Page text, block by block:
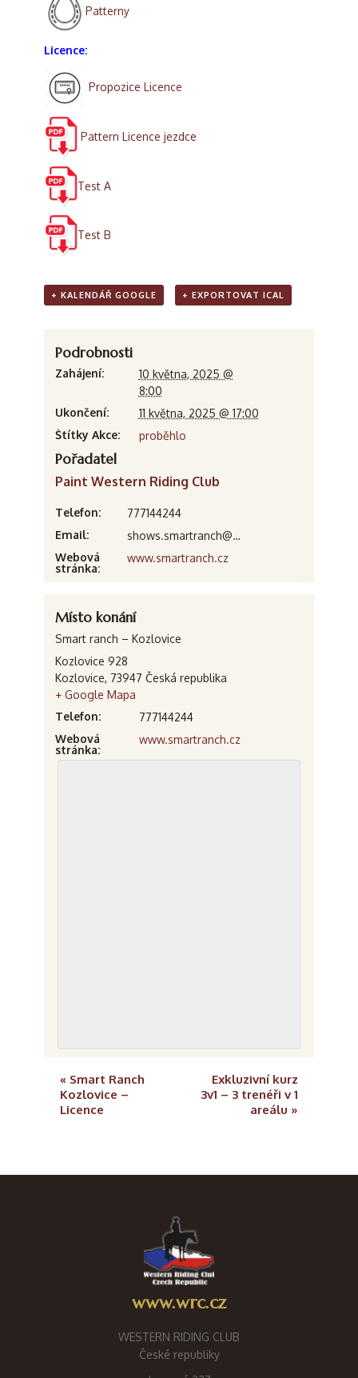
Patterny
Licence:
Propozice Licence
Pattern Licence jezdce
Test A
Test B
+ KALENDÁŘ GOOGLE + EXPORTOVAT ICAL
Podrobnosti
Zahájení:
10 května, 2025 @
8:00
Ukončení:
11 května, 2025 @ 17:00
Štítky Akce:
proběhlo
Pořadatel
Paint Western Riding Club
Telefon:
777144244
Email:
shows.smartranch@gmail.com
Webová
stránka:
www.smartranch.cz
Místo konání
Smart ranch – Kozlovice
Kozlovice 928
Kozlovice, 73947 Česká republika
+ Google Mapa
Telefon:
777144244
Webová
stránka:
www.smartranch.cz
« Smart Ranch
Kozlovice –
Licence
Exkluzivní kurz
3v1 – 3 trenéři v 1
areálu »
www.wrc.cz
WESTERN RIDING CLUB
České republiky